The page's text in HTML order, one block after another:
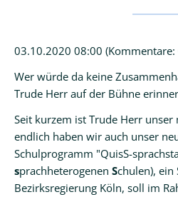
03.10.2020 08:00 (Kommentare:
Wer würde da keine
Trude Herr auf der Bühne
Seit kurzem ist Trude Herr unser
endlich haben wir auch unser
Schulprogramm "QuisS-
sprachheterogenen Schulen),
Bezirksregierung Köln, soll im